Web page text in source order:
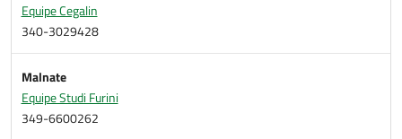
Equipe Cegalin
340-3029428
Malnate
Equipe Studi Furini
349-6600262